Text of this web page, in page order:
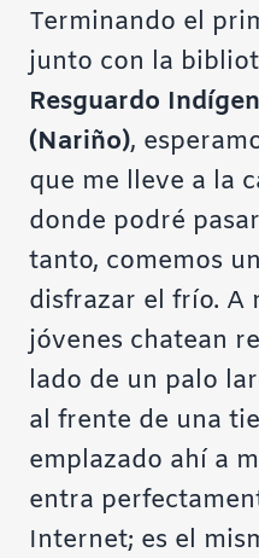
Terminando el
junto con la
Resguardo
(Nariño),
que me lleve a la
donde podré
tanto, comemos
disfrazar el frío. A
jóvenes chatean
lado de un palo
al frente de una
emplazado ahí a
entra
Internet; es el